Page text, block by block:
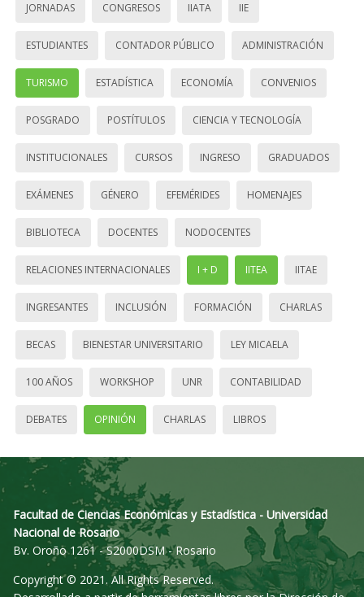
JORNADAS CONGRESOS IIATA IIE
ESTUDIANTES CONTADOR PÚBLICO ADMINISTRACIÓN
TURISMO ESTADÍSTICA ECONOMÍA CONVENIOS
POSGRADO POSTÍTULOS CIENCIA Y TECNOLOGÍA
INSTITUCIONALES CURSOS INGRESO GRADUADOS
EXÁMENES GÉNERO EFEMÉRIDES HOMENAJES
BIBLIOTECA DOCENTES NODOCENTES
RELACIONES INTERNACIONALES I + D IITEA IITAE
INGRESANTES INCLUSIÓN FORMACIÓN CHARLAS
BECAS BIENESTAR UNIVERSITARIO LEY MICAELA
100 AÑOS WORKSHOP UNR CONTABILIDAD
DEBATES OPINIÓN CHARLAS LIBROS
Facultad de Ciencias Económicas y Estadística - Universidad
Nacional de Rosario
Bv. Oroño 1261 - S2000DSM - Rosario
Copyright © 2021. All Rights Reserved.